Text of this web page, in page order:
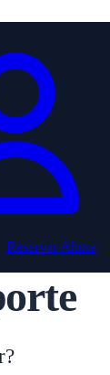
Reservar Ahora